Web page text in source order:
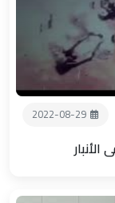
2022-08-29